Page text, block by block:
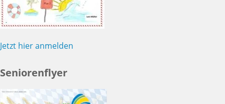
Jetzt hier anmelden
Seniorenflyer